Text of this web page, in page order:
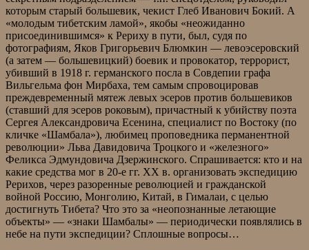
которым старый большевик, чекист Глеб Иванович Бокий. А
«молодым тибетским ламой», якобы «неожиданно
присоединившимся» к Рериху в пути, был, судя по
фотографиям, Яков Григорьевич Блюмкин — левоэсеровский
(а затем — большевицкий) боевик и провокатор, террорист,
убивший в 1918 г. германского посла в Совдепии графа
Вильгельма фон Мирбаха, тем самым спровоцировав
преждевременный мятеж левых эсеров против большевиков
(ставший для эсеров роковым), причастный к убийству поэта
Сергея Александровича Есенина, специалист по Востоку (по
кличке «Шамбала»), любимец проповедника перманентной
революции» Льва Давидовича Троцкого и «железного»
Феликса Эдмундовича Дзержинского. Спрашивается: кто и на
какие средства мог в 20-е гг. ХХ в. организовать экспедицию
Рерихов, через разоренные революцией и гражданской
войной Россию, Монголию, Китай, в Гималаи, с целью
достигнуть Тибета? Что это за «неопознанные летающие
объекты» — «знаки Шамбалы» — периодически появлялись в
небе на пути экспедиции? Сплошные вопросы…